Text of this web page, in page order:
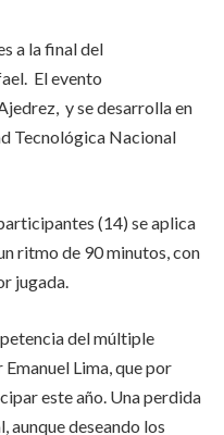
a la final del
El evento
y se desarrolla en
Tecnológica Nacional
(14) se aplica
ritmo de 90 minutos, con
jugada.
del múltiple
Lima, que por
este año. Una perdida
aunque deseando los